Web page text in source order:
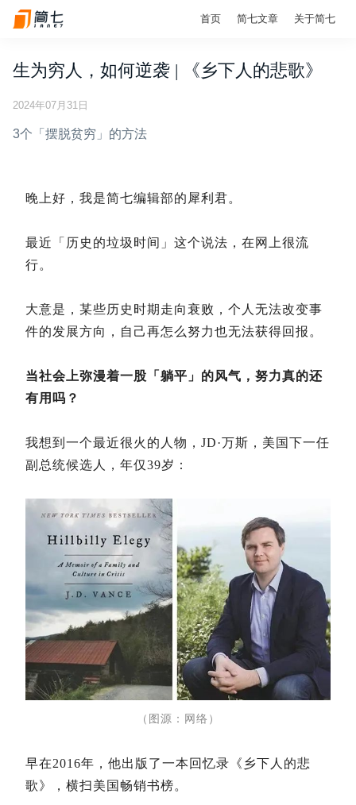
首页 简七文章 关于简七
生为穷人，如何逆袭 | 《乡下人的悲歌》
2024年07月31日
3个「摆脱贫穷」的方法
晚上好，我是简七编辑部的犀利君。
最近「历史的垃圾时间」这个说法，在网上很流
行。
大意是，某些历史时期走向衰败，个人无法改变事
件的发展方向，自己再怎么努力也无法获得回报。
当社会上弥漫着一股「躺平」的风气，努力真的还
有用吗？
我想到一个最近很火的人物，JD·万斯，美国下一任
副总统候选人，年仅39岁：
（图源：网络）
早在2016年，他出版了一本回忆录《乡下人的悲
歌》，横扫美国畅销书榜。